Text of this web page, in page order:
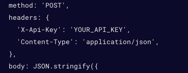
  method: 'POST',
  headers: {
    'X-Api-Key': 'YOUR_API_KEY',
    'Content-Type': 'application/json',
  },
  body: JSON.stringify({